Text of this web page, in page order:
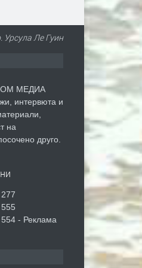
Урсула Ле Гуин
МЕДИА
интервюта и
на
друго.
- Реклама